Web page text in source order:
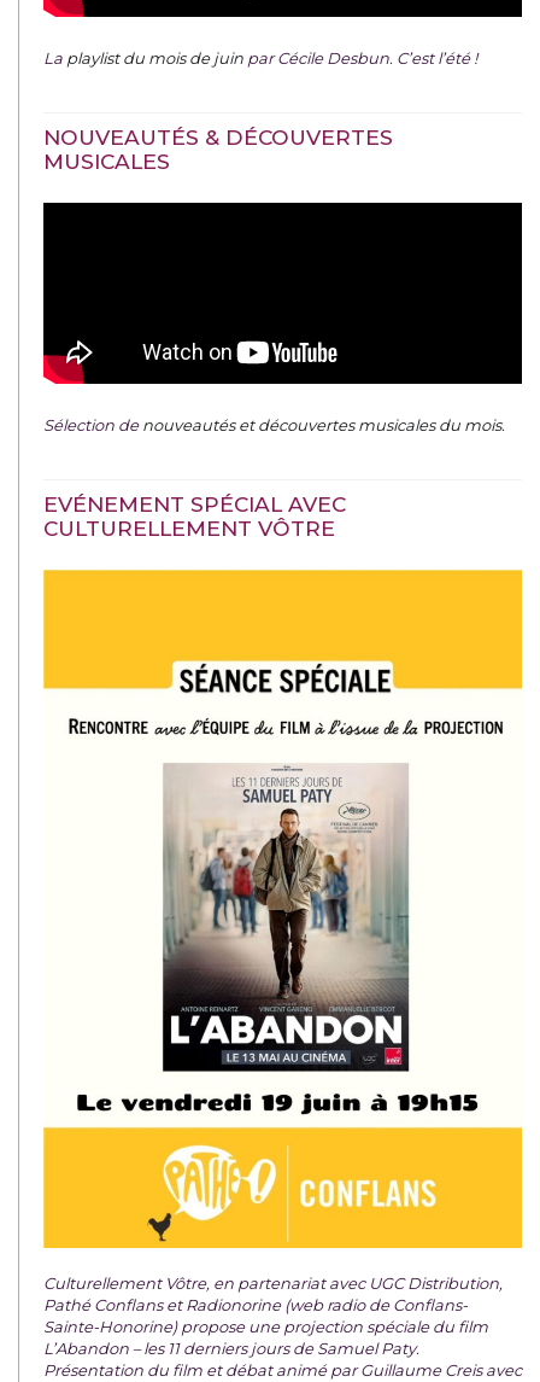
La playlist du mois de juin par Cécile Desbun. C’est l’été !
NOUVEAUTÉS & DÉCOUVERTES
MUSICALES
Sélection denouveautés et découvertes musicales du mois.
EVÉNEMENT SPÉCIAL AVEC
CULTURELLEMENT VÔTRE
Culturellement Vôtre, en partenariat avec UGC Distribution,
Pathé Conflans et Radionorine (web radio de Conflans-
Sainte-Honorine) propose une projection spéciale du film
L’Abandon – les 11 derniers jours de Samuel Paty.
Présentation du film et débat animé par Guillaume Creis avec